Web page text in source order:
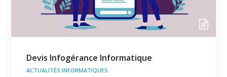
Devis Infogérance Informatique
ACTUALITÉS INFORMATIQUES